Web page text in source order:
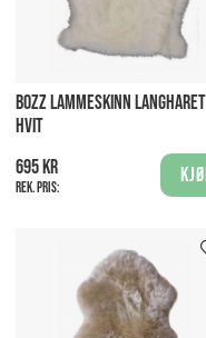
BOZZ LAMMESKINN LANGHARET
HVIT
695 kr
Rek. pris: